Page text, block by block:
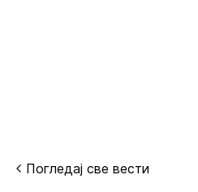
Погледај све вести